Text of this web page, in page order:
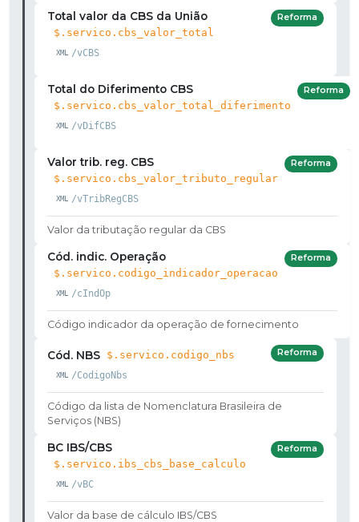
Total valor da CBS da União
$.servico.cbs_valor_total
/vCBS
Reforma
Total do Diferimento CBS
$.servico.cbs_valor_total_diferimento
/vDifCBS
Reforma
Valor trib. reg. CBS
$.servico.cbs_valor_tributo_regular
/vTribRegCBS
Reforma
Valor da tributação regular da CBS
Cód. indic. Operação
$.servico.codigo_indicador_operacao
/cIndOp
Reforma
Código indicador da operação de fornecimento
Cód. NBS $.servico.codigo_nbs
/CodigoNbs
Reforma
Código da lista de Nomenclatura Brasileira de
Serviços (NBS)
BC IBS/CBS
$.servico.ibs_cbs_base_calculo
/vBC
Reforma
Valor da base de cálculo IBS/CBS